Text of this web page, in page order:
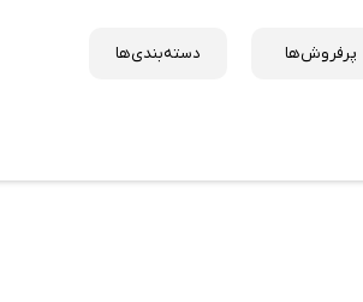
پرفروش‌ها دسته‌بندی‌ها